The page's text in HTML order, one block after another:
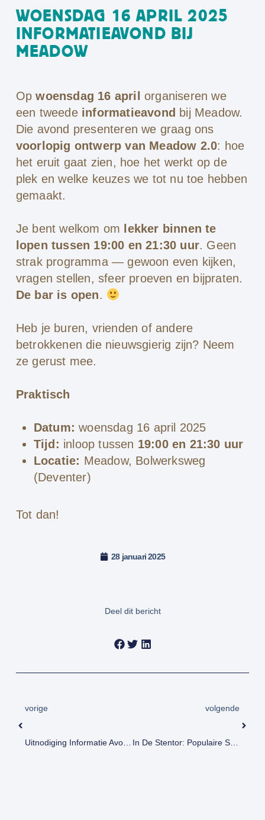
WOENSDAG 16 APRIL 2025
INFORMATIEAVOND BIJ
MEADOW
Opwoensdag 16 april
organiseren we
een tweede informatieavond bij Meadow.
Die avond presenteren we graag ons
voorlopig ontwerp van Meadow 2.0: hoe
het eruit gaat zien, hoe het werkt op de
plek en welke keuzes we tot nu toe hebben
gemaakt.
Je bent welkom om
lekker binnen te
lopen tussen 19:00 en 21:30 uur. Geen
strak programma — gewoon even kijken,
vragen stellen, sfeer proeven en bijpraten.
De bar is open.
Heb je buren, vrienden of andere
betrokkenen die nieuwsgierig zijn? Neem
ze gerust mee.
Praktisch
Datum: woensdag 16 april 2025
Tijd: inloop tussen 19:00 en 21:30 uur
Locatie: Meadow, Bolwerksweg
(Deventer)
Tot dan!
28 januari 2025
Deel dit bericht
vorige
Uitnodiging Informatie Avond 15 Januari 2025
volgende
In De Stentor: Populaire Strandtent Aan De IJssel In Deventer Droomt Van Nieuw ‘bouwpakket’